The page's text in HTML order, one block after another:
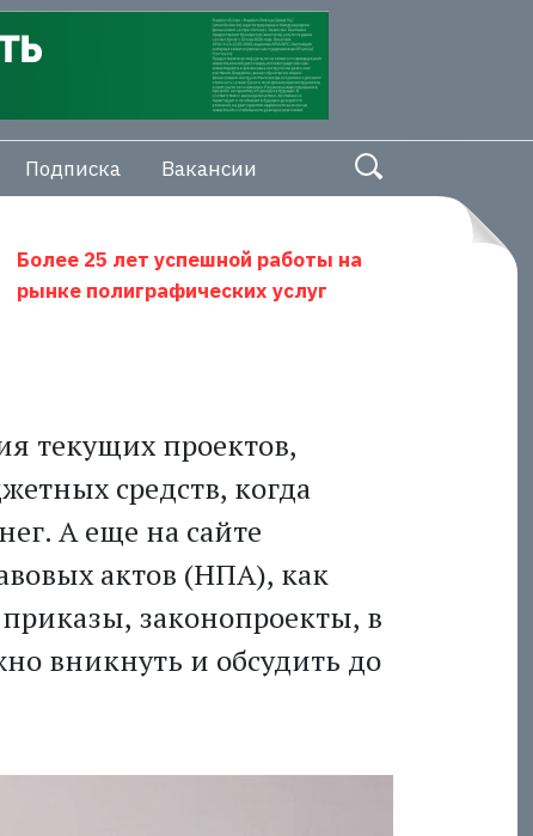
Подписка Вакансии
Более 25 лет успешной работы на
рынке полиграфических услуг
текущих проектов,
средств, когда
А еще на сайте
актов (НПА), как
законопроекты, в
вникнуть и обсудить до